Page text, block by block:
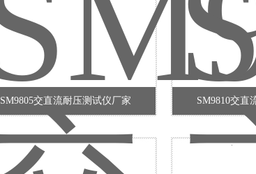
SM9805交直流耐压测试仪厂家 SM9810交直